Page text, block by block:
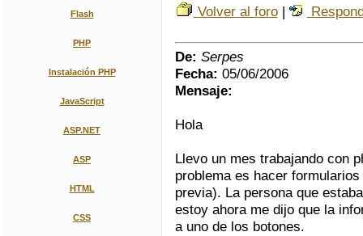
Volver al foro|
De: Serpes
Fecha: 05/06/2006
Mensaje:
Hola
Llevo un mes trabajando con
problema es hacer
previa). La persona que
estoy ahora me dijo que la
a uno de los botones.
Flash
PHP
Instalación PHP
JavaScript
ASP.NET
ASP
HTML
CSS